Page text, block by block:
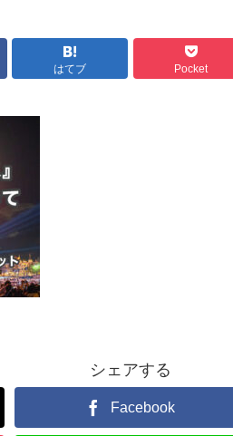
はてブ Pocket
シェアする
Facebook